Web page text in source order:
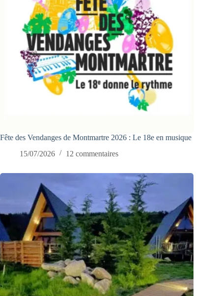
Fête des Vendanges de Montmartre 2026 : Le 18e en musique
15/07/2026
12 commentaires